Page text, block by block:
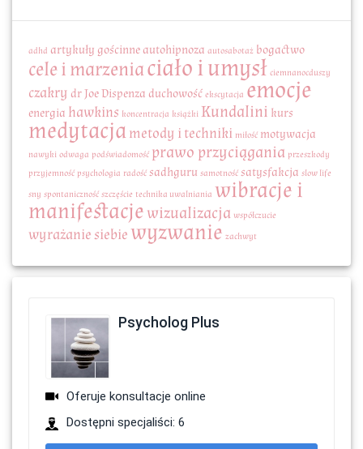
adhd artykuły gościnne autohipnoza autosabotaż bogactwo
cele i marzeniaciało i umysł ciemnanocduszy
czakry dr Joe Dispenza duchowość ekscytacja emocje
energia hawkins koncentracja książki Kundalini kurs
medytacjametody i techniki miłość motywacja
nawyki odwaga podświadomość prawo przyciągania przeszkody
przyjemność psychologia radość sadhguru samotność satysfakcja slow life
sny spontaniczność szczęście technika uwalniania wibracje i
manifestacjewizualizacja współczucie
wyrażanie siebiewyzwanie zachwyt